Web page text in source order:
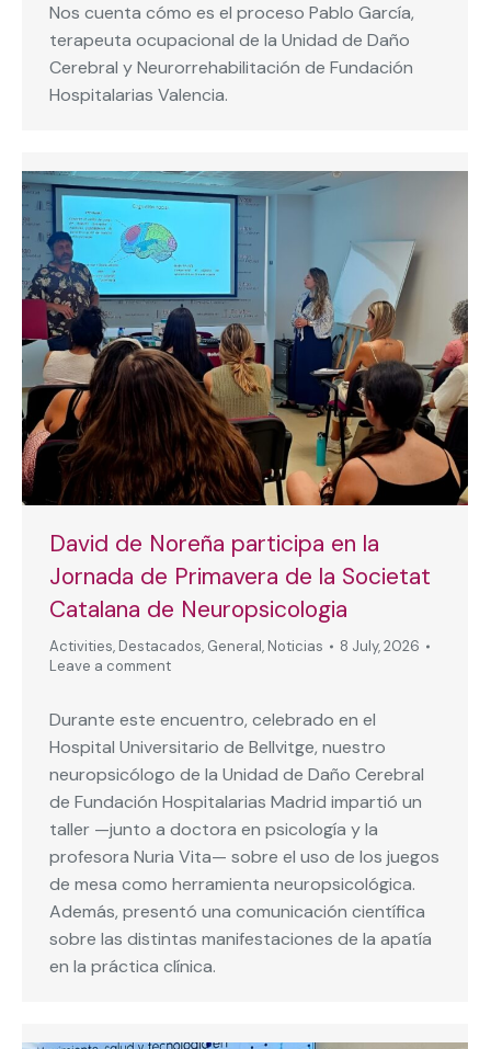
Nos cuenta cómo es el proceso Pablo García,
terapeuta ocupacional de la Unidad de Daño
Cerebral y Neurorrehabilitación de Fundación
Hospitalarias Valencia.
David de Noreña participa en la
Jornada de Primavera de la Societat
Catalana de Neuropsicologia
Activities, Destacados, General, Noticias
8 July, 2026
Leave a comment
Durante este encuentro, celebrado en el
Hospital Universitario de Bellvitge, nuestro
neuropsicólogo de la Unidad de Daño Cerebral
de Fundación Hospitalarias Madrid impartió un
taller —junto a doctora en psicología y la
profesora Nuria Vita— sobre el uso de los juegos
de mesa como herramienta neuropsicológica.
Además, presentó una comunicación científica
sobre las distintas manifestaciones de la apatía
en la práctica clínica.